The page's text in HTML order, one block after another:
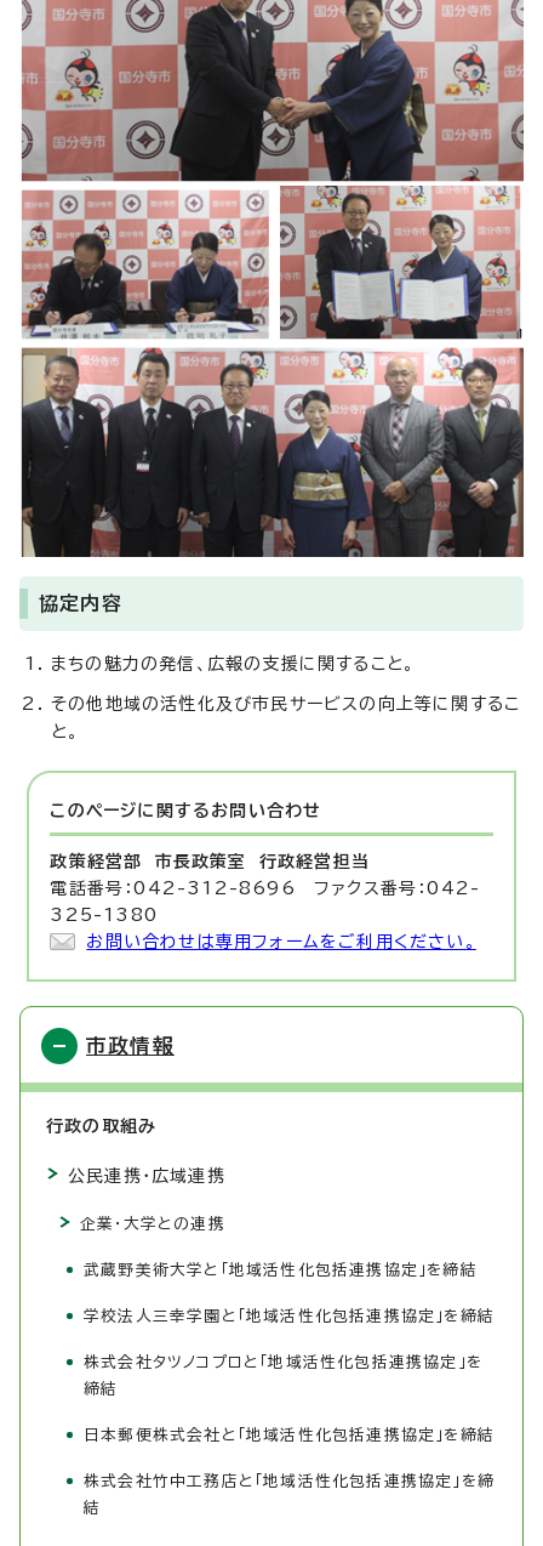
協定内容
まちの魅力の発信、広報の支援に関すること。
その他地域の活性化及び市民サービスの向上等に関するこ
と。
このページに関する お問い合わせ
政策経営部 市長政策室
行政経営担当
電話番号：042-312-8696 ファクス番号：042-
325-1380
お問い合わせは専用フォームをご利用ください。
市政情報
行政の取組み
公民連携・広域連携
企業・大学との連携
武蔵野美術大学と「地域活性化包括連携協定」を締結
学校法人三幸学園と「地域活性化包括連携協定」を締結
株式会社タツノコプロと「地域活性化包括連携協定」を
締結
日本郵便株式会社と「地域活性化包括連携協定」を締結
株式会社竹中工務店と「地域活性化包括連携協定」を締
結